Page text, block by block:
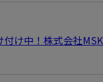
付け中！株式会社